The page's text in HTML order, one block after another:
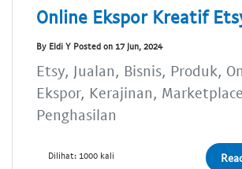
Online Ekspor Kreatif
By Eldi Y Posted on 17 Jun, 2024
Etsy, Jualan, Bisnis, Produk,
Ekspor, Kerajinan,
Penghasilan
Dilihat: 1000 kali